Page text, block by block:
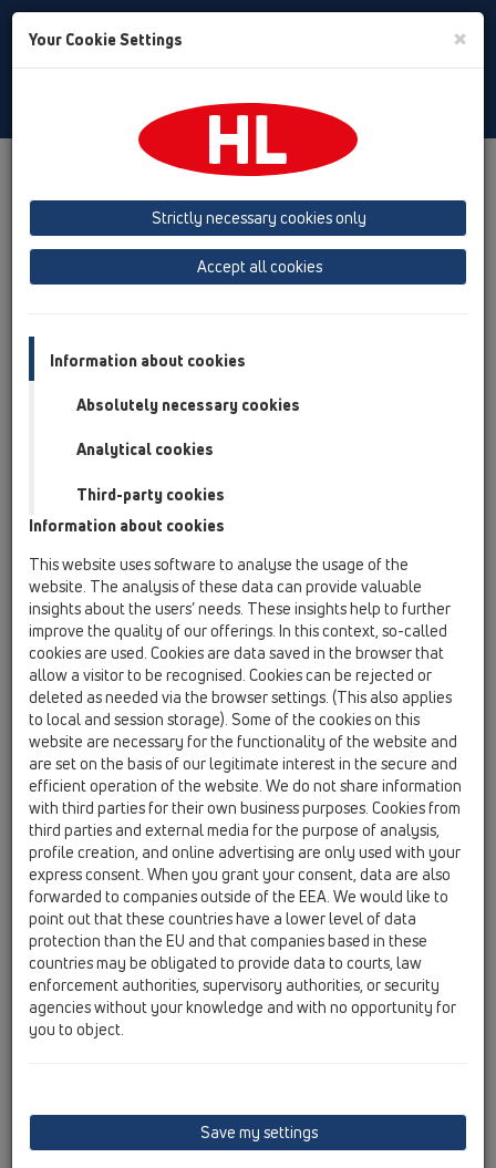
Toggle
Baltic (LT,ET,LV)
Product overview 13 Grindų trapai
Vertikalus
HL317 HL317H
Produktai
HL317H
Trapas vidaus patalpoms
DN50/75/110 vertikalus su
nešvarumų sieteliu ir bituminiu
flanšu, 147x147mm/138x138mm
Grindų vertikalus trapas DN50/75/110 su bituminės
147x147 mm, nerūdijančio plieno grotelėmis 138X138 mm.
Your Cookie Settings ×
Strictly necessary cookies only
Accept all cookies
Information about cookies
Absolutely necessary cookies
Analytical cookies
Third-party cookies
Information about cookies
This website uses software to analyse the usage of the
website. The analysis of these data can provide valuable
insights about the users’ needs. These insights help to further
improve the quality of our offerings. In this context, so-called
cookies are used. Cookies are data saved in the browser that
allow a visitor to be recognised. Cookies can be rejected or
deleted as needed via the browser settings. (This also applies
to local and session storage). Some of the cookies on this
website are necessary for the functionality of the website and
are set on the basis of our legitimate interest in the secure and
efficient operation of the website. We do not share information
with third parties for their own business purposes. Cookies from
third parties and external media for the purpose of analysis,
profile creation, and online advertising are only used with your
express consent. When you grant your consent, data are also
forwarded to companies outside of the EEA. We would like to
point out that these countries have a lower level of data
protection than the EU and that companies based in these
countries may be obligated to provide data to courts, law
enforcement authorities, supervisory authorities, or security
agencies without your knowledge and with no opportunity for
you to object.
Save my settings